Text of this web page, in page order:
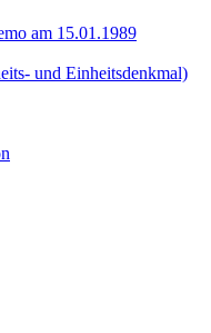
am 15.01.1989
und Einheitsdenkmal)